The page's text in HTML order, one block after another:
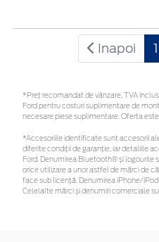
Inapoi 1
*Preţ recomandat de vânzare, TVA
Ford pentru costuri suplimentare de
necesare piese suplimentare. Oferta
*Accesoriile identificate sunt accesorii
diferite condiții de garanție, iar detaliile
Ford. Denumirea Bluetooth® și logourile
orice utilizare a unor astfel de mărci de
face sub licență. Denumirea iPhone/
Celelalte mărci și denumiri comerciale